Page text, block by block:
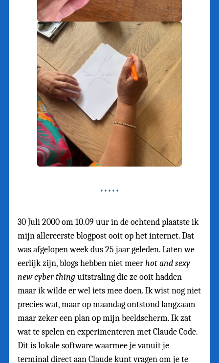
30 Juli 2000 om 10.09 uur in de ochtend plaatste ik
mijn allereerste blogpost ooit op het internet. Dat
was afgelopen week dus 25 jaar geleden. Laten we
eerlijk zijn, blogs hebben niet meerhot and sexy
new cyber thinguitstraling die ze ooit hadden
maar ik wilde er wel iets mee doen. Ik wist nog niet
precies wat, maar op maandag ontstond langzaam
maar zeker een plan op mijn beeldscherm. Ik zat
wat te spelen en experimenteren met Claude Code.
Dit is lokale software waarmee je vanuit je
terminal direct aan Claude kunt vragen om je te